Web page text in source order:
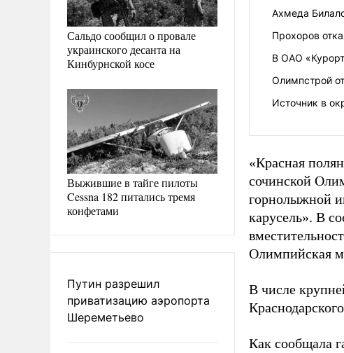
Сальдо сообщил о провале
украинского десанта на
Кинбурнской косе
Выжившие в тайге пилоты
Cessna 182 питались тремя
конфетами
Путин разрешил
приватизацию аэропорта
Шереметьево
Ахмеда
Прохоров
В ОАО
Олимпстрой
Источник в
«Красная
сочинской
горнолыжной
карусель». В
Олимпийская
В числе
Как сообщала